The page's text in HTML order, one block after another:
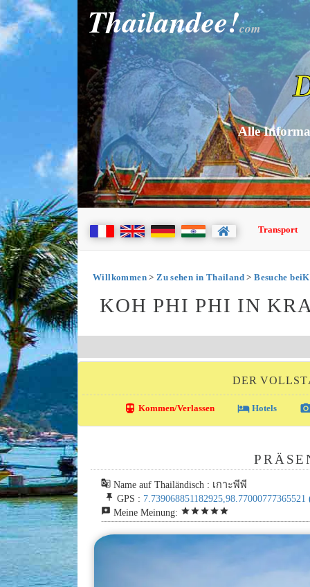
Thailandee!com
Alle
Transport
Willkommen>Zu sehen in Thailand>Besuche
KOH PHI PHI IN
DER
directions_transit Kommen/Verlassen local_hotelHotels
g_translate Name auf Thailändisch : เกาะพีพี
push_pin GPS : 7.739068851182925,98.77000777365521
reviews Meine Meinung: starstarstarstarstar